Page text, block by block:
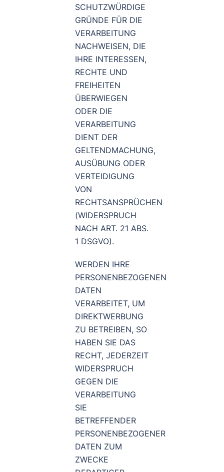
SCHUTZWÜRDIGE
GRÜNDE FÜR DIE
VERARBEITUNG
NACHWEISEN, DIE
IHRE INTERESSEN,
RECHTE UND
FREIHEITEN
ÜBERWIEGEN
ODER DIE
VERARBEITUNG
DIENT DER
GELTENDMACHUNG,
AUSÜBUNG ODER
VERTEIDIGUNG
VON
RECHTSANSPRÜCHEN
(WIDERSPRUCH
NACH ART. 21 ABS.
1 DSGVO).
WERDEN IHRE
PERSONENBEZOGENEN
DATEN
VERARBEITET, UM
DIREKTWERBUNG
ZU BETREIBEN, SO
HABEN SIE DAS
RECHT, JEDERZEIT
WIDERSPRUCH
GEGEN DIE
VERARBEITUNG
SIE
BETREFFENDER
PERSONENBEZOGENER
DATEN ZUM
ZWECKE